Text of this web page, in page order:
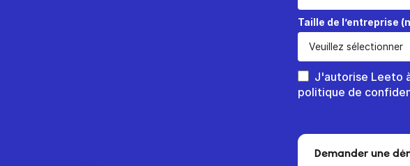
Taille de l’entreprise
J'autorise Leeto
politique de
Demander une